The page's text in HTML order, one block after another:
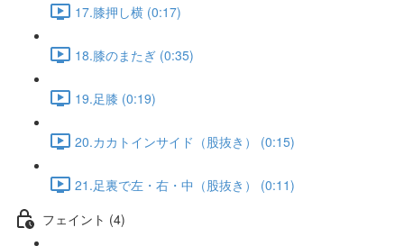
17.膝押し横 (0:17)
18.膝のまたぎ (0:35)
19.足膝 (0:19)
20.カカトインサイド（股抜き） (0:15)
21.足裏で左・右・中（股抜き） (0:11)
フェイント (4)